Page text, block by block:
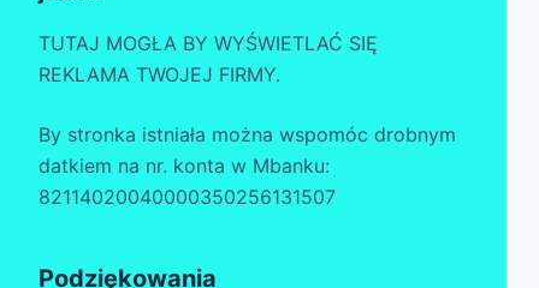
TUTAJ MOGŁA BY WYŚWIETLAĆ SIĘ
REKLAMA TWOJEJ FIRMY.
By stronka istniała można wspomóc drobnym
datkiem na nr. konta w Mbanku:
82114020040000350256131507
Podziękowania